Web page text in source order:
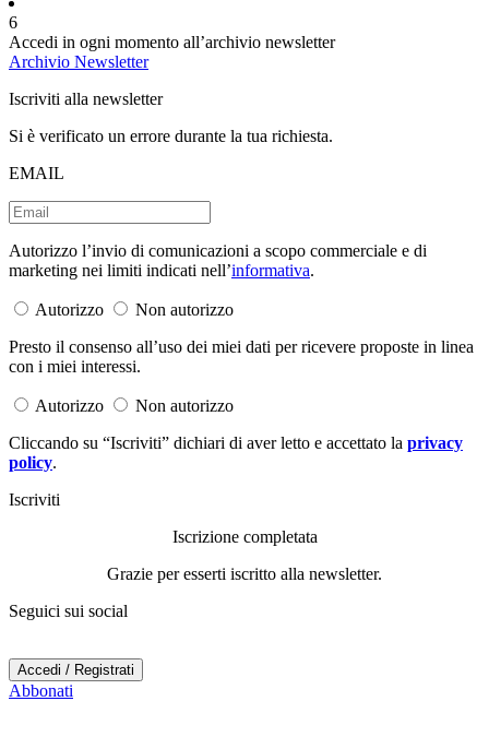
6
Accedi in ogni momento all’archivio newsletter
Archivio Newsletter
Iscriviti alla newsletter
Si è verificato un errore durante la tua richiesta.
EMAIL
Autorizzo l’invio di comunicazioni a scopo commerciale e di
marketing nei limiti indicati nell’informativa.
Autorizzo
Non autorizzo
Presto il consenso all’uso dei miei dati per ricevere proposte in linea
con i miei interessi.
Autorizzo
Non autorizzo
Cliccando su “Iscriviti” dichiari di aver letto e accettato la privacy
policy.
Iscriviti
Iscrizione completata
Grazie per esserti iscritto alla newsletter.
Seguici sui social
Accedi / Registrati
Abbonati